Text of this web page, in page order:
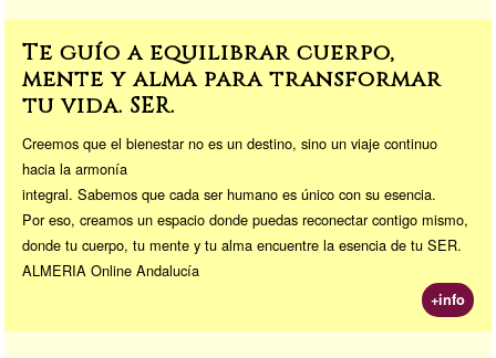
Te guío a equilibrar cuerpo,
mente y alma para transformar
tu vida. SER.
Creemos que el bienestar no es un destino, sino un viaje continuo
hacia la armonía
integral. Sabemos que cada ser humano es único con su esencia.
Por eso, creamos un espacio donde puedas reconectar contigo mismo,
donde tu cuerpo, tu mente y tu alma encuentre la esencia de tu SER.
ALMERIA Online Andalucía
+info